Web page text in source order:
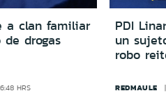
a clan familiar
drogas
HRS
PDI
un
robo
REDMAULE